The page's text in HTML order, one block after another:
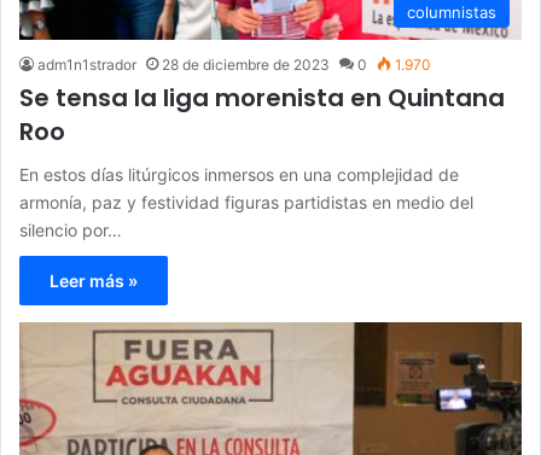
columnistas
adm1n1strador 28 de diciembre de 2023 0 1.970
Se tensa la liga morenista en Quintana
Roo
En estos días litúrgicos inmersos en una complejidad de
armonía, paz y festividad figuras partidistas en medio del
silencio por…
Leer más »